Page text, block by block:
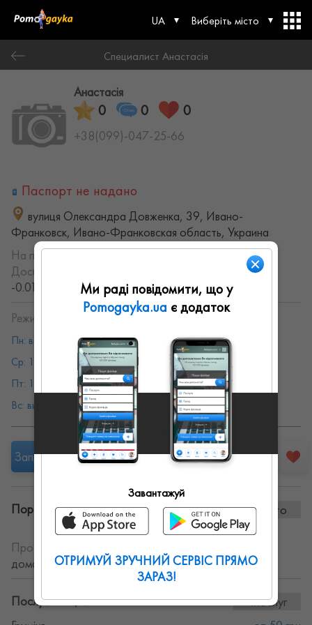
UA Виберіть місто
Специалист Анастасія
Анастасія
0 0 0
+38(099)-047-25-66
Паспорт не надано
вулиця Олександра Довженка, 39, Ивано-
Франковск, Ивано-Франковская область, Украина
На порталі з:
Досвід роботи:
с 2013 года (13.3512320565 лет,
-0.014794335109855 месяцев)
Режим работы:
Пн: выходной
Вт: 10:00 - 19:00
Ср: 10:00 - 19:00
Чт: 10:00 - 19:00
Пт: 10:00 - 19:00
Сб: 10:00 - 19:00
Вс: выходной
Запропонувати роботу
Портфоліо винаних робіт: 0 фото
Про себе:
домашніми тваринами.
Послуги та ціни:
4послуг
Ми раді повідомити, що у
Pomogayka.ua є додаток
Завантажуй
ОТРИМУЙ ЗРУЧНИЙ СЕРВІС ПРЯМО
ЗАРАЗ!